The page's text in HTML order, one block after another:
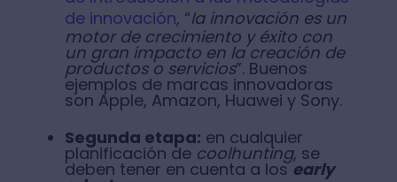
de innovación, “la innovación es un
motor de crecimiento y éxito con
un gran impacto en la creación de
productos o servicios”. Buenos
ejemplos de marcas innovadoras
son Apple, Amazon, Huawei y Sony.
Segunda etapa: en cualquier
planificación de coolhunting, se
deben tener en cuenta a losearly